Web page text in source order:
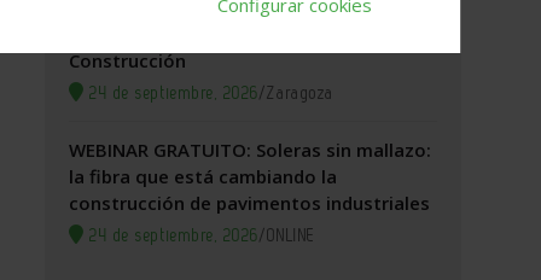
Construcción
24 de septiembre, 2026/Zaragoza
WEBINAR GRATUITO: Soleras sin mallazo:
la fibra que está cambiando la
construcción de pavimentos industriales
24 de septiembre, 2026/ONLINE